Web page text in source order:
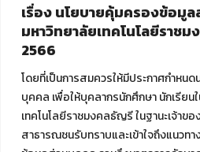
เรื่อง นโยบายคุ้มครองข้อมู
มหาวิทยาลัยเทคโนโลยีราช
2566
โดยที่เป็นการสมควรให้มีประกาศกำห
บุคคล เพื่อให้บุคลากรนักศึกษา นักเรียน
เทคโนโลยีราชมงคลธัญรี ในฐานะเจ้า
สาธารณชนรับทราบและเข้าใจถึงแนวท
ศูนย์สื่อดิจิทัล
ศูนย์นวัตกรรมและความรู้
ศูนย์พัฒนาและบริการนวัตกรรมดิจิ
สมัยใหม่ (MoSeC)
งานบริการวิชาการให้กับหน่วยงาน
โครงการส่งเสริมและพัฒนาผู้ประกอ